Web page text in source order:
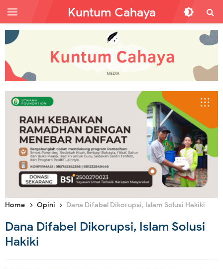
Kuntum Cahaya
Home Opini Dana Difabel Dikorupsi, Islam Solusi Hakiki
Dana Difabel Dikorupsi, Islam Solusi
Hakiki